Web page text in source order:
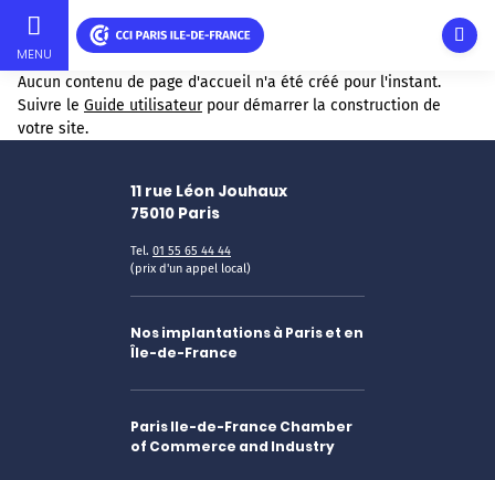
Skip
main
MENU
Aucun contenu de page d'accueil n'a été créé pour l'instant.
Suivre le Guide utilisateurpour démarrer la construction de
votre site.
11 rue Léon Jouhaux
75010 Paris
Tel. 01 55 65 44 44
(prix d'un appel local)
Nos implantations à Paris et en
Île-de-France
Paris Ile-de-France Chamber
of Commerce and Industry